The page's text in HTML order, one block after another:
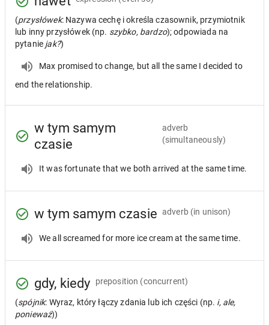
(przysłówek: Nazywa cechę i określa czasownik, przymiotnik
lub inny przysłówek (np. szybko, bardzo); odpowiada na
pytanie jak?)
Max promised to change, but all the same I decided to
end the relationship.
w tym samym
czasie
adverb
(simultaneously)
It was fortunate that we both arrived at the same time.
w tym samym czasie adverb (in unison)
We all screamed for more ice cream at the same time.
gdy, kiedy preposition (concurrent)
(spójnik: Wyraz, który łączy zdania lub ich części (np. i, ale,
ponieważ))